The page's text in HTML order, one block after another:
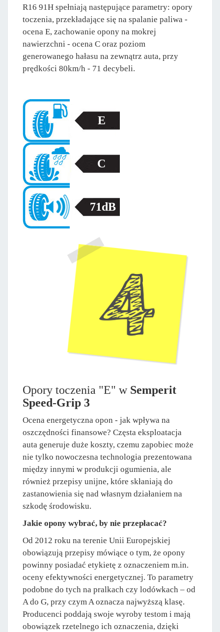
R16 91H spełniają następujące parametry: opory
toczenia, przekładające się na spalanie paliwa -
ocena E, zachowanie opony na mokrej
nawierzchni - ocena C oraz poziom
generowanego hałasu na zewnątrz auta, przy
prędkości 80km/h - 71 decybeli.
E
C
71dB
Opory toczenia "E" w Semperit
Speed-Grip 3
Ocena energetyczna opon - jak wpływa na
oszczędności finansowe? Częsta eksploatacja
auta generuje duże koszty, czemu zapobiec może
nie tylko nowoczesna technologia prezentowana
między innymi w produkcji ogumienia, ale
również przepisy unijne, które skłaniają do
zastanowienia się nad własnym działaniem na
szkodę środowisku.
Jakie opony wybrać, by nie przepłacać?
Od 2012 roku na terenie Unii Europejskiej
obowiązują przepisy mówiące o tym, że opony
powinny posiadać etykietę z oznaczeniem m.in.
oceny efektywności energetycznej. To parametry
podobne do tych na pralkach czy lodówkach – od
A do G, przy czym A oznacza najwyższą klasę.
Producenci poddają swoje wyroby testom i mają
obowiązek rzetelnego ich oznaczenia, dzięki